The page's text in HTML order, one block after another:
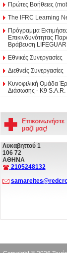
Πρώτες Βοήθειες
The IFRC Learning
Πρόγραμμα
Επικινδυνότητας
Βράβευση
Εθνικές Συνεργασίες
Διεθνείς Συνεργασίες
Κυνοφιλική Ομάδα
Διάσωσης - Κ9 S.A.R.
Λυκαβηττού 1
106 72
ΑΘΗΝΑ
2105248132